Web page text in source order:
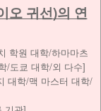
오 귀선)의 연
학원 대학/하마마츠
/도쿄 대학/외 다수]
대학/맥 마스터 대학/